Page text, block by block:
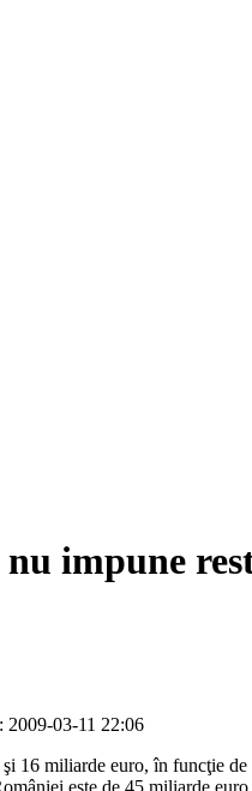
impune
2009-03-11 22:06
16 miliarde euro, în funcţie